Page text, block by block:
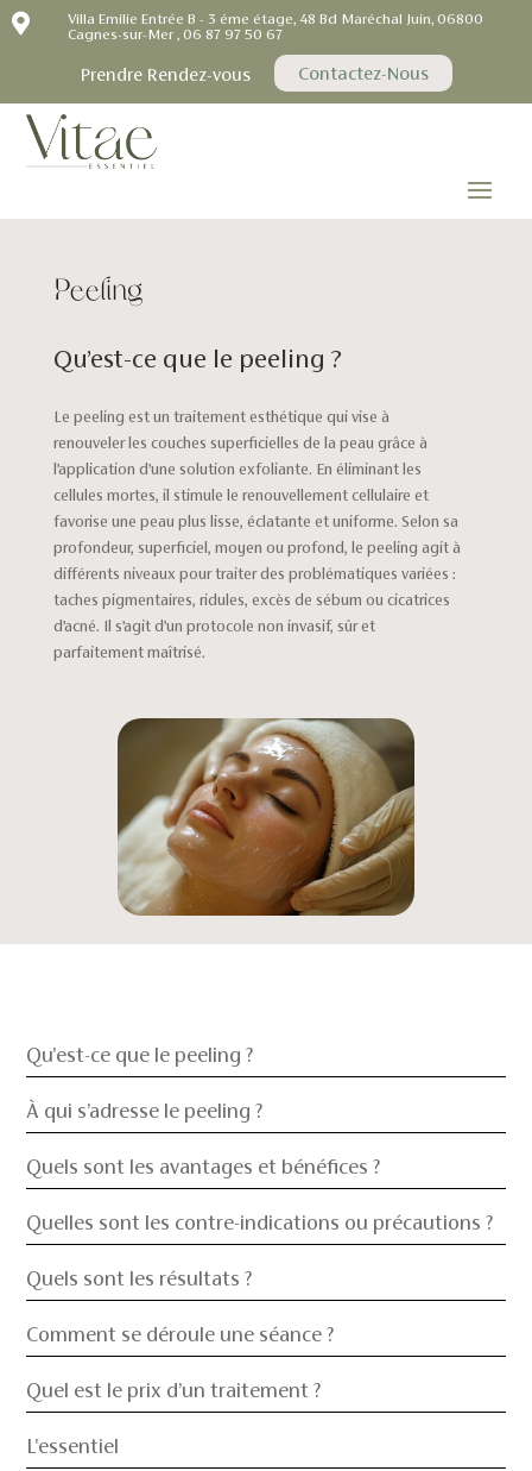

Villa Emilie Entrée B - 3 éme étage, 48 Bd Maréchal Juin, 06800
Cagnes-sur-Mer , 06 87 97 50 67
Prendre Rendez-vous Contactez-Nous
Peeling
Qu’est-ce que le peeling ?
Le peeling est un traitement esthétique qui vise à
renouveler les couches superficielles de la peau grâce à
l’application d’une solution exfoliante. En éliminant les
cellules mortes, il stimule le renouvellement cellulaire et
favorise une peau plus lisse, éclatante et uniforme. Selon sa
profondeur, superficiel, moyen ou profond, le peeling agit à
différents niveaux pour traiter des problématiques variées :
taches pigmentaires, ridules, excès de sébum ou cicatrices
d’acné. Il s’agit d’un protocole non invasif, sûr et
parfaitement maîtrisé.
Qu'est-ce que le peeling ?
À qui s’adresse le peeling ?
Quels sont les avantages et bénéfices ?
Quelles sont les contre-indications ou précautions ?
Quels sont les résultats ?
Comment se déroule une séance ?
Quel est le prix d’un traitement ?
L'essentiel